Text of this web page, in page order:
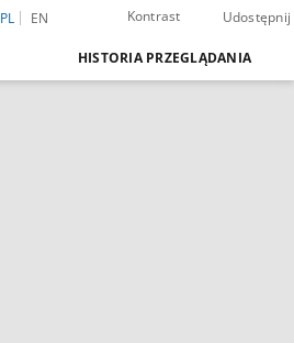
PL EN Kontrast Udostępnij
HISTORIA PRZEGLĄDANIA